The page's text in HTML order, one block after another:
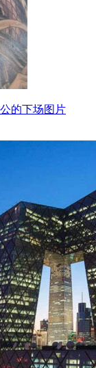
的下场图片